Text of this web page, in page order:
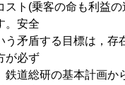
ト(乗客の命も利益の
。安全
う矛盾する目標は，存
が必ず
鉄道総研の基本計画か